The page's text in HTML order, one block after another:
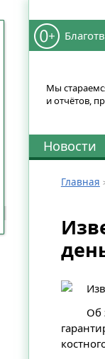
Мы
и отчётов,
Новости
Главная
Об